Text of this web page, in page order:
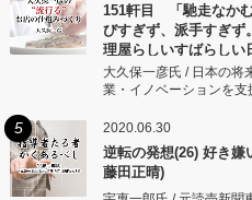
151軒目 「馳走なか
びすぎず、派手すぎず
理屋らしいすばらしい
大久保一彦氏 / 日本の将
業・イノベーションを
5 2020.06.30
逆転の発想(26) 好き嫌
藤田正晴)